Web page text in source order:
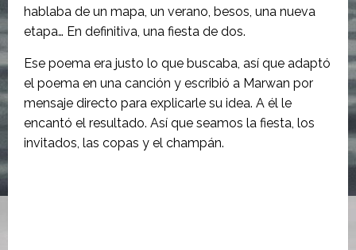
hablaba de un mapa, un verano, besos, una nueva
etapa… En definitiva, una fiesta de dos.
Ese poema era justo lo que buscaba, así que adaptó
el poema en una canción y escribió a Marwan por
mensaje directo para explicarle su idea. A él le
encantó el resultado. Así que seamos la fiesta, los
invitados, las copas y el champán.